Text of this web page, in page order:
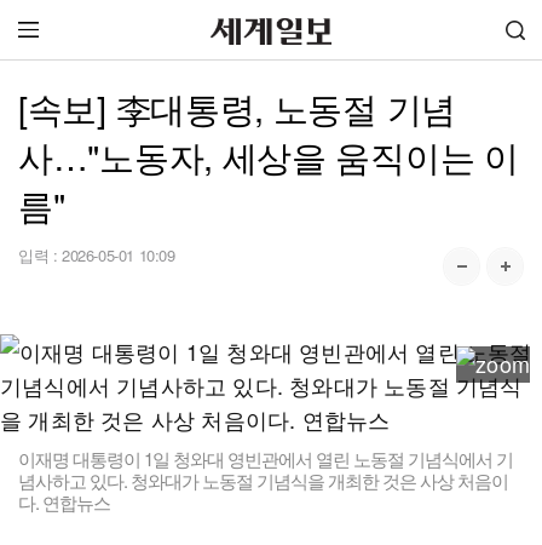
[속보] 李대통령, 노동절 기념
사…"노동자, 세상을 움직이는 이
름"
입력 : 2026-05-01 10:09
이재명 대통령이 1일 청와대 영빈관에서 열린 노동절 기념식에서 기
념사하고 있다. 청와대가 노동절 기념식을 개최한 것은 사상 처음이
다. 연합뉴스